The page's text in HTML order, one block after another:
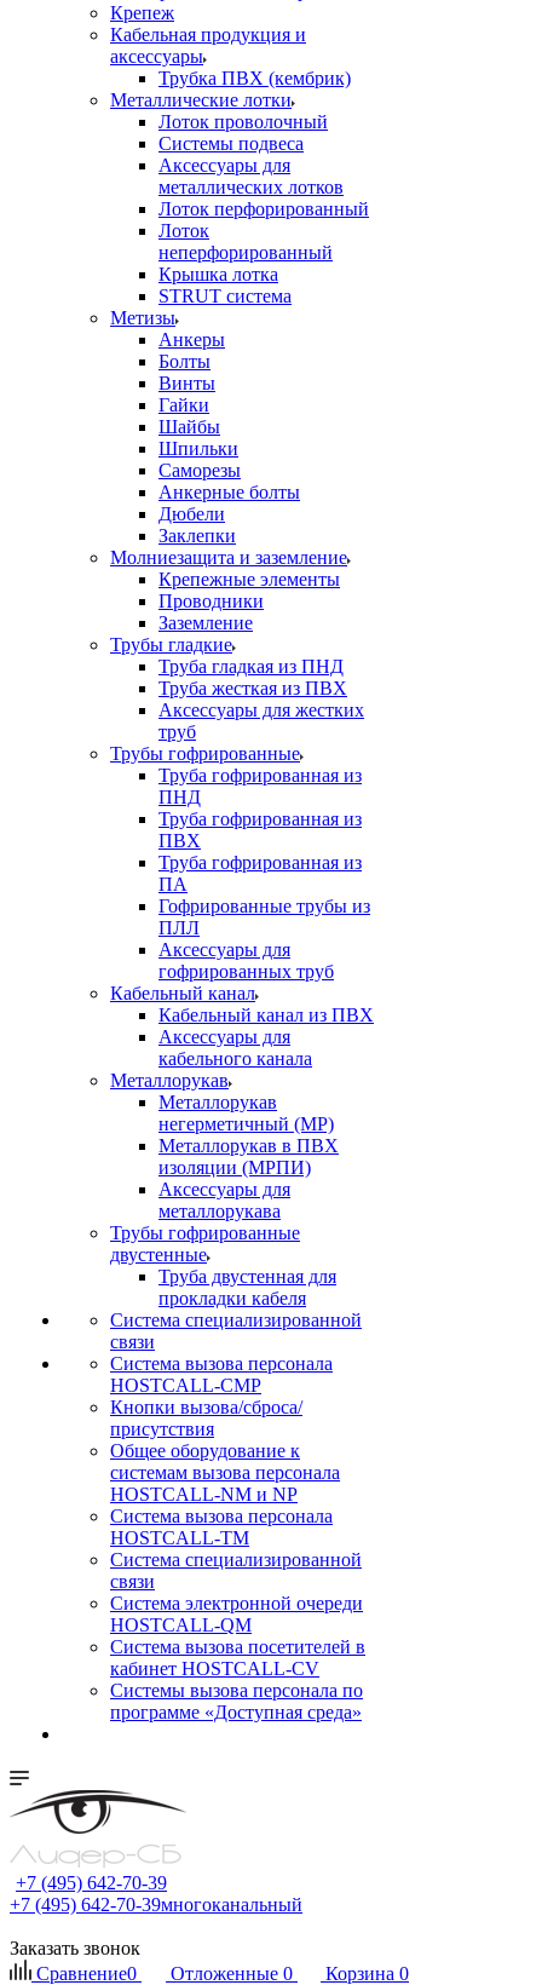
Крепеж
Кабельная продукция и
аксессуары
Трубка ПВХ (кембрик)
Металлические лотки
Лоток проволочный
Системы подвеса
Аксессуары для
металлических лотков
Лоток перфорированный
Лоток
неперфорированный
Крышка лотка
STRUT система
Метизы
Анкеры
Болты
Винты
Гайки
Шайбы
Шпильки
Саморезы
Анкерные болты
Дюбели
Заклепки
Молниезащита и заземление
Крепежные элементы
Проводники
Заземление
Трубы гладкие
Труба гладкая из ПНД
Труба жесткая из ПВХ
Аксессуары для жестких
труб
Трубы гофрированные
Труба гофрированная из
ПНД
Труба гофрированная из
ПВХ
Труба гофрированная из
ПА
Гофрированные трубы из
ПЛЛ
Аксессуары для
гофрированных труб
Кабельный канал
Кабельный канал из ПВХ
Аксессуары для
кабельного канала
Металлорукав
Металлорукав
негерметичный (МР)
Металлорукав в ПВХ
изоляции (МРПИ)
Аксессуары для
металлорукава
Трубы гофрированные
двустенные
Труба двустенная для
прокладки кабеля
Система специализированной
связи
Cистема вызова персонала
HOSTCALL-CMP
Кнопки вызова/сброса/
присутствия
Общее оборудование к
системам вызова персонала
HOSTCALL-NM и NP
Система вызова персонала
HOSTCALL-TM
Система специализированной
связи
Система электронной очереди
HOSTCALL-QM
Cистема вызова посетителей в
кабинет HOSTCALL-CV
Системы вызова персонала по
программе «Доступная среда»
+7 (495) 642-70-39
+7 (495) 642-70-39многоканальный
Заказать звонок
Сравнение0 Отложенные 0 Корзина 0